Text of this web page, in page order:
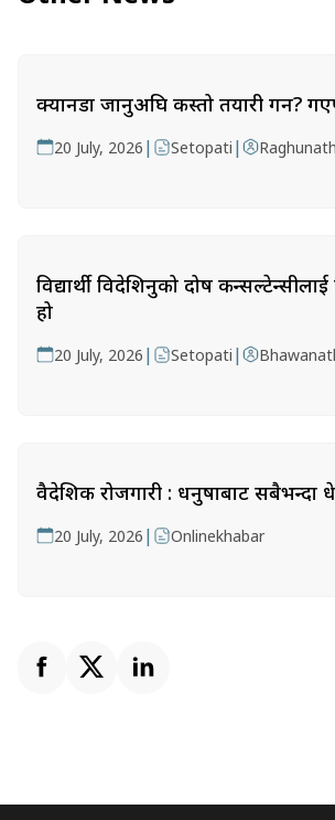
क्यानडा जानुअघि कस्तो तयारी गर्ने?
20 July, 2026 | Setopati |
विद्यार्थी विदेशिनुको दोष
हो
20 July, 2026 | Setopati |
वैदेशिक रोजगारी : धनुषाबाट सबैभन्दा
20 July, 2026 | Onlinekhabar